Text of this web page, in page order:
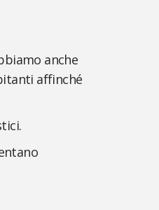
anche
affinché